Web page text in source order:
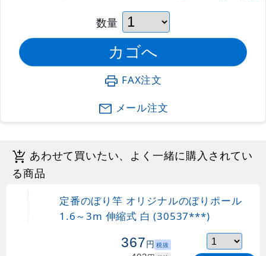
数量
FAX注文
メール注文
あわせて買いたい、よく一緒に購入されてい
る商品
定番のぼり竿 オリジナルのぼりポール
1.6～3m 伸縮式 白 (30537***)
367円 税抜